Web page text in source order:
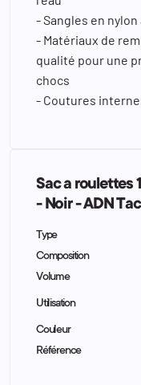
- Sangles en
- Matériaux de
qualité pour une
chocs
- Coutures
Sac a roulettes
- Noir - ADN
Type
Composition
Volume
Utilisation
Couleur
Référence